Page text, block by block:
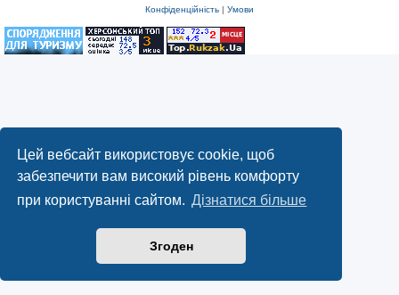
Цей вебсайт використовує cookie, щоб
забезпечити вам високий рівень комфорту
при користуванні сайтом. Дізнатися більше
Згоден
Конфіденційність | Умови